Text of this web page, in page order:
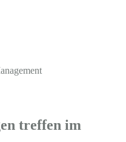
treffen im